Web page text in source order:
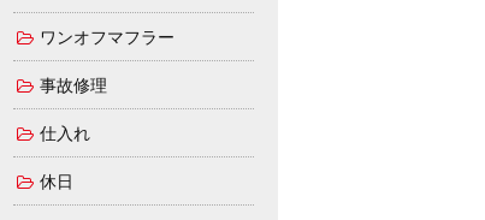
ワンオフマフラー
事故修理
仕入れ
休日